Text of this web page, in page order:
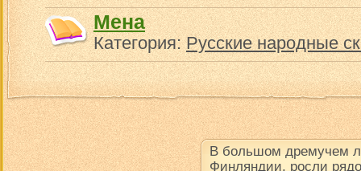
Мена
Категория:Русские народные
В большом дремучем
Финляндии, росли